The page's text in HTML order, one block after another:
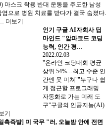
마스크 착용 반대 운동을 주도한 남성
염으로 병원 치료를 받다가 결국 숨졌다.
더보기
인기 구글 AI자회사 딥
마인드 "알파코드 코딩
능력, 인간 평…
2022.02.03
"온라인 코딩대회 평균
상위 54%…최고 수준 인
간엔 못 미쳐""누구나 쉽
게 접근할 프로그래밍
자동화로 가는 미래 도
구"구글의 인공지능(AI)
기
촉즉발] 미 국무 "러, 오늘밤 안에 전면